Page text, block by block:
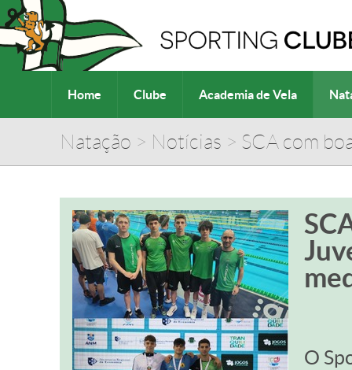
Home Clube Academia de Vela
Natação > Notícias > SCA com
O